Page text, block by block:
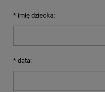
* imię dziecka:
* data: